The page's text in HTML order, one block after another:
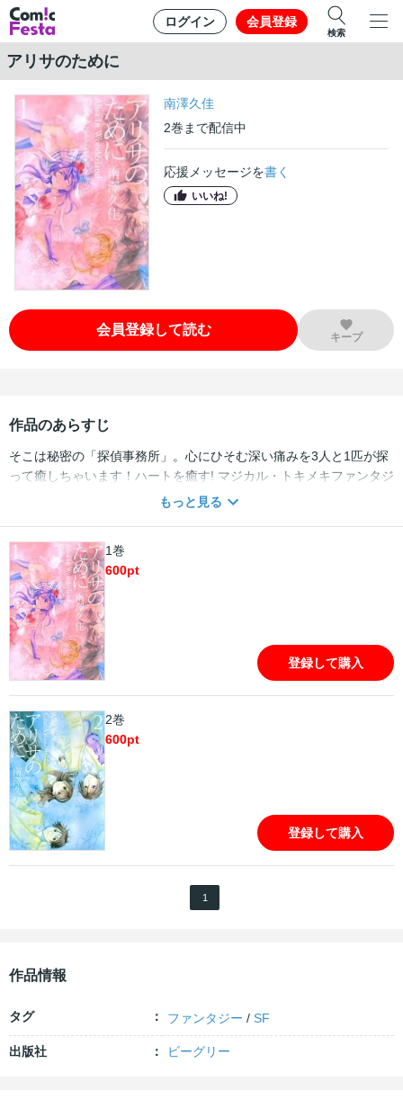
ログイン 会員登録
検索
アリサのために
南澤久佳
2巻 まで配信中
応援メッセージを書く
いいね!
会員登録して読む キープ
作品のあらすじ
そこは秘密の「探偵事務所」。心にひそむ深い痛みを3人と1匹が探
って癒しちゃいます！ハートを癒す! マジカル・トキメキファンタジ
もっと見る
1巻
600pt
登録して購入
2巻
600pt
登録して購入
1
作品情報
タグ ファンタジー /SF
出版社 ビーグリー